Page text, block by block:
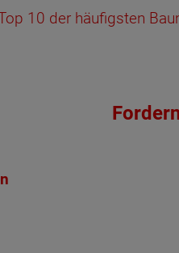
10 der häufigsten